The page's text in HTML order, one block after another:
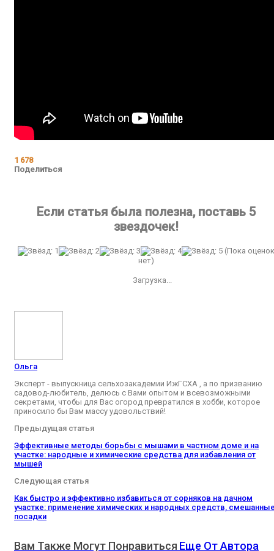
1 678
Поделиться
Если статья была полезна, поставь 5
звездочек!
(Пока оценок
нет)
Загрузка...
Ольга
Эксперт - выпускница сельхозакадемии ИжГСХА , а по призванию
садовод-любитель, делюсь с Вами опытом и всевозможными
секретами, чтобы для Вас огород превратился в хобби, которое
приносило бы Вам массу удовольствий!
Предыдущая статья
Эффективные методы борьбы с мышами в частном доме и на
участке: народные и химические средства для избавления от
мышей
Следующая статья
Как быстро и эффективно избавиться от сорняков на дачном
участке: применение химических и народных средств,
посадки
Вам Также Могут Понравиться Еще От Автора